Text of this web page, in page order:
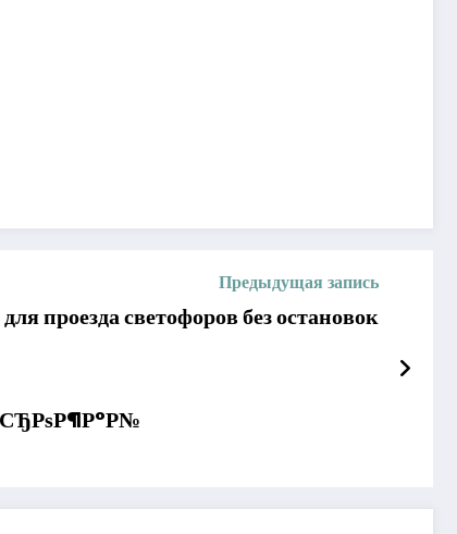
Предыдущая запись
проезда светофоров без остановок